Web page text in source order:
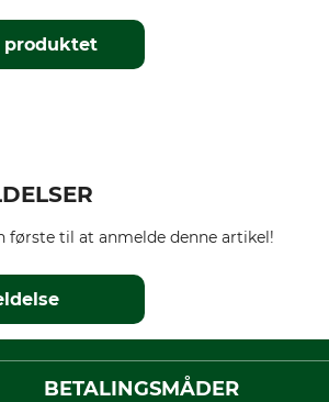
produktet
til at anmelde denne artikel!
BETALINGSMÅDER